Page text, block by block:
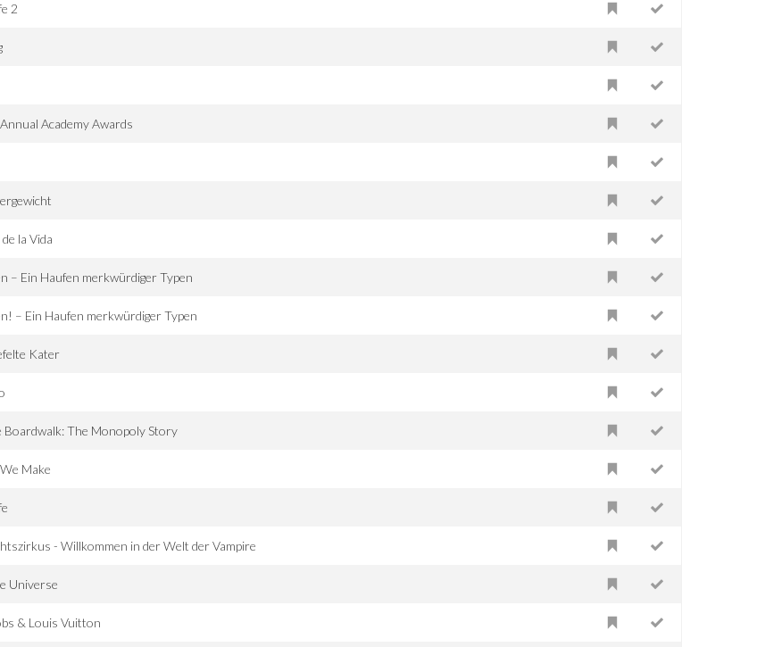
2
Academy Awards
la Vida
– Ein Haufen merkwürdiger Typen
– Ein Haufen merkwürdiger Typen
Kater
Boardwalk: The Monopoly Story
Make
- Willkommen in der Welt der Vampire
Universe
& Louis Vuitton